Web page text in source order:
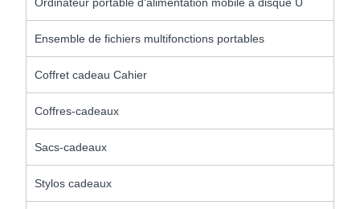
Ensemble de fichiers multifonctions portables
Coffret cadeau Cahier
Coffres-cadeaux
Sacs-cadeaux
Stylos cadeaux